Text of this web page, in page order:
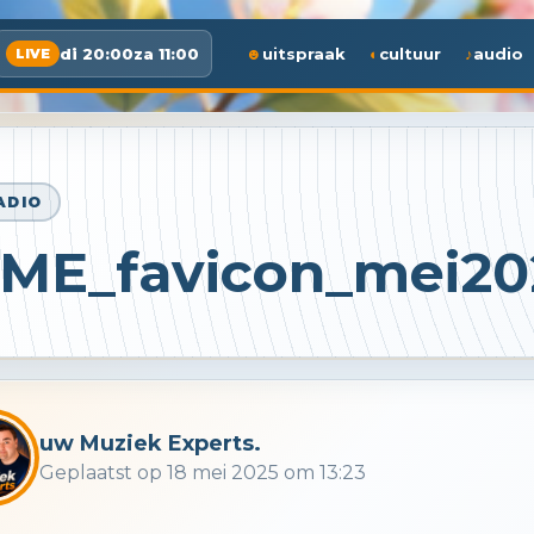
LIVE di 20:00za 11:00 uitspraak cultuur audio
uw Muziek Experts.
Geplaatst op 18 mei 2025 om 13:23